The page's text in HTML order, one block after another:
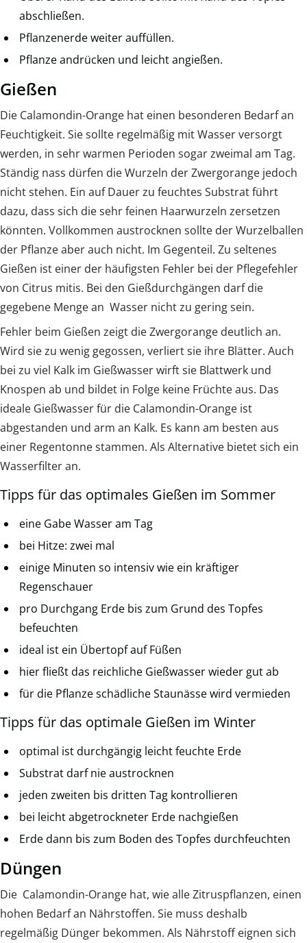
abschließen.
Pflanzenerde weiter auffüllen.
Pflanze andrücken und leicht angießen.
Gießen
Die Calamondin-Orange hat einen besonderen Bedarf an
Feuchtigkeit. Sie sollte regelmäßig mit Wasser versorgt
werden, in sehr warmen Perioden sogar zweimal am Tag.
Ständig nass dürfen die Wurzeln der Zwergorange jedoch
nicht stehen. Ein auf Dauer zu feuchtes Substrat führt
dazu, dass sich die sehr feinen Haarwurzeln zersetzen
könnten. Vollkommen austrocknen sollte der Wurzelballen
der Pflanze aber auch nicht. Im Gegenteil. Zu seltenes
Gießen ist einer der häufigsten Fehler bei der Pflegefehler
von Citrus mitis. Bei den Gießdurchgängen darf die
gegebene Menge an Wasser nicht zu gering sein.
Fehler beim Gießen zeigt die Zwergorange deutlich an.
Wird sie zu wenig gegossen, verliert sie ihre Blätter. Auch
bei zu viel Kalk im Gießwasser wirft sie Blattwerk und
Knospen ab und bildet in Folge keine Früchte aus. Das
ideale Gießwasser für die Calamondin-Orange ist
abgestanden und arm an Kalk. Es kann am besten aus
einer Regentonne stammen. Als Alternative bietet sich ein
Wasserfilter an.
Tipps für das optimales Gießen im Sommer
eine Gabe Wasser am Tag
bei Hitze: zwei mal
einige Minuten so intensiv wie ein kräftiger
Regenschauer
pro Durchgang Erde bis zum Grund des Topfes
befeuchten
ideal ist ein Übertopf auf Füßen
hier fließt das reichliche Gießwasser wieder gut ab
für die Pflanze schädliche Staunässe wird vermieden
Tipps für das optimale Gießen im Winter
optimal ist durchgängig leicht feuchte Erde
Substrat darf nie austrocknen
jeden zweiten bis dritten Tag kontrollieren
bei leicht abgetrockneter Erde nachgießen
Erde dann bis zum Boden des Topfes durchfeuchten
Düngen
Die Calamondin-Orange hat, wie alle Zitruspflanzen, einen
hohen Bedarf an Nährstoffen. Sie muss deshalb
regelmäßig Dünger bekommen. Als Nährstoff eignen sich